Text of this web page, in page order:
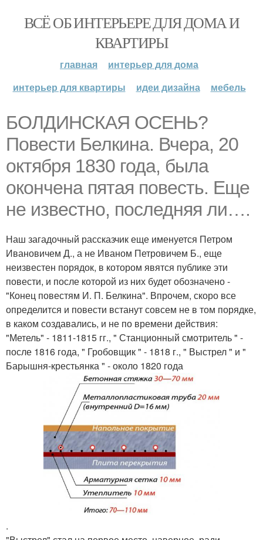
ВСЁ ОБ ИНТЕРЬЕРЕ ДЛЯ ДОМА И
КВАРТИРЫ
главная
интерьер для дома
интерьер для квартиры
идеи дизайна мебель
БОЛДИНСКАЯ ОСЕНЬ?
Повести Белкина. Вчера, 20
октября 1830 года, была
окончена пятая повесть. Еще
не известно, последняя ли….
Наш загадочный рассказчик еще именуется Петром
Ивановичем Д., а не Иваном Петровичем Б., еще
неизвестен порядок, в котором явятся публике эти
повести, и после которой из них будет обозначено -
"Конец повестям И. П. Белкина". Впрочем, скоро все
определится и повести встанут совсем не в том порядке,
в каком создавались, и не по времени действия:
"Метель" - 1811-1815 гг., " Станционный смотритель " -
после 1816 года, " Гробовщик " - 1818 г., " Выстрел " и "
Барышня-крестьянка " - около 1820 года
.